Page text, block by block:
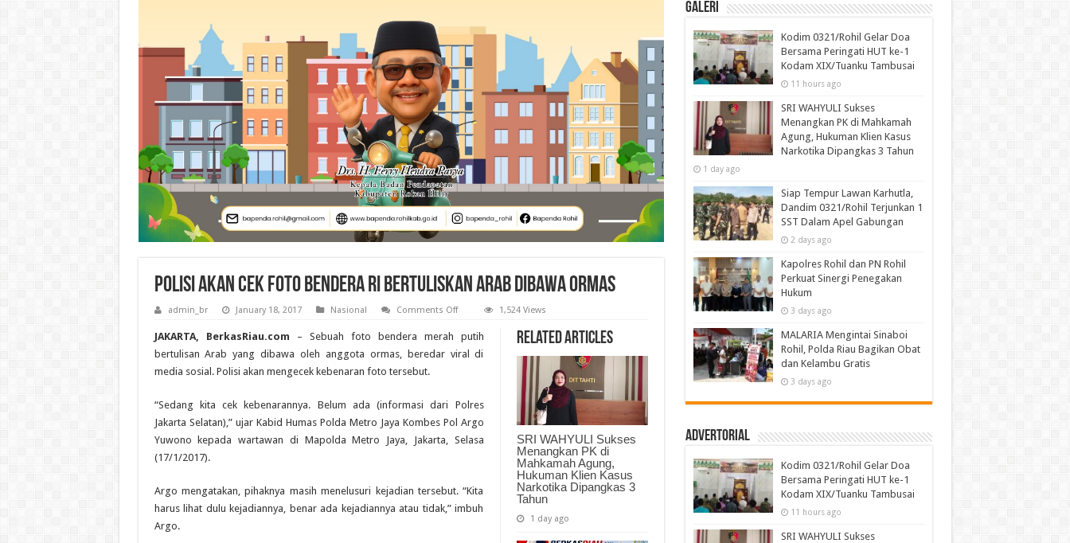
Polisi Akan Cek Foto Bendera RI Bertuliskan Arab Dibawa Ormas
admin_br January 18, 2017 Nasional Comments Offon
Cek
Foto
Bendera
Dibawa
1,524 Views
Related Articles
SRI WAHYULI Sukses
Menangkan PK di
Mahkamah Agung,
Hukuman Klien Kasus
Narkotika Dipangkas 3
Tahun
1 day ago
JAKARTA, BerkasRiau.com – Sebuah foto bendera merah putih
bertulisan Arab yang dibawa oleh anggota ormas, beredar viral di
media sosial. Polisi akan mengecek kebenaran foto tersebut.
“Sedang kita cek kebenarannya. Belum ada (informasi dari Polres
Jakarta Selatan),” ujar Kabid Humas Polda Metro Jaya Kombes Pol Argo
Yuwono kepada wartawan di Mapolda Metro Jaya, Jakarta, Selasa
(17/1/2017).
Argo mengatakan, pihaknya masih menelusuri kejadian tersebut. “Kita
harus lihat dulu kejadiannya, benar ada kejadiannya atau tidak,” imbuh
Argo.
Galeri
Kodim 0321/Rohil Gelar Doa
Bersama Peringati HUT ke-1
Kodam XIX/Tuanku Tambusai
11 hours ago
SRI WAHYULI Sukses
Menangkan PK di Mahkamah
Agung, Hukuman Klien Kasus
Narkotika Dipangkas 3 Tahun
1 day ago
Siap Tempur Lawan Karhutla,
Dandim 0321/Rohil Terjunkan 1
SST Dalam Apel Gabungan
2 days ago
Kapolres Rohil dan PN Rohil
Perkuat Sinergi Penegakan
Hukum
3 days ago
MALARIA Mengintai Sinaboi
Rohil, Polda Riau Bagikan Obat
dan Kelambu Gratis
3 days ago
Advertorial
Kodim 0321/Rohil Gelar Doa
Bersama Peringati HUT ke-1
Kodam XIX/Tuanku Tambusai
11 hours ago
SRI WAHYULI Sukses